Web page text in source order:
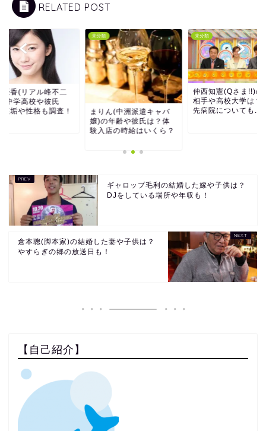
RELATED POST
優香(リアル峰不二
中学高校や彼氏
裏垢や性格も調査！
未分類
まりん(中洲派遣キャバ
嬢)の年齢や彼氏は？体
験入店の時給はいくら？
未分類
仲西知憲(Qさま!!)の
相手や高校大学は？
先病院についても...
ギャロップ毛利の結婚した嫁や子供は？
DJをしている場所や年収も！
倉本聰(脚本家)の結婚した妻や子供は？
やすらぎの郷の放送日も！
【自己紹介】